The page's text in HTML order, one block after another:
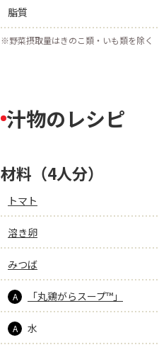
脂質
※野菜摂取量はきのこ類・いも類を除く
汁物のレシピ
材料（4人分）
トマト
溶き卵
みつば
A 「丸鶏がらスープ™」
A 水